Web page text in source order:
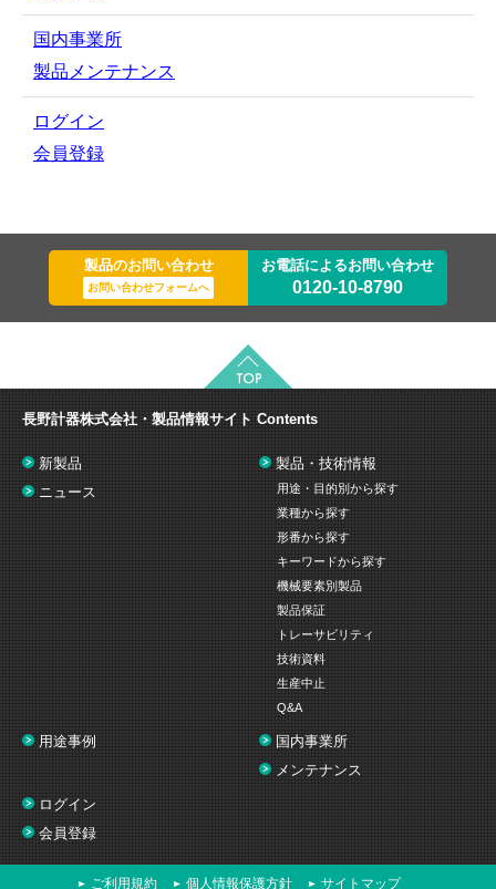
国内事業所
製品メンテナンス
ログイン
会員登録
製品のお問い合わせ
お問い合わせフォームへ
お電話によるお問い合わせ
0120-10-8790
長野計器株式会社・製品情報サイト Contents
新製品
ニュース
製品・技術情報
用途・目的別から探す
業種から探す
形番から探す
キーワードから探す
機械要素別製品
製品保証
トレーサビリティ
技術資料
生産中止
Q&A
用途事例
国内事業所
メンテナンス
ログイン
会員登録
ご利用規約 個人情報保護方針 サイトマップ